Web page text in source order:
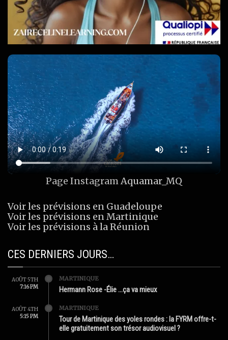
Page InstagramAquamar_MQ
Voir les prévisions en Guadeloupe
Voir les prévisions en Martinique
Voir les prévisions à la Réunion
CES DERNIERS JOURS…
AOÛT 5TH
7:16 PM
MARTINIQUE
Hermann Rose -Élie …ça va mieux
AOÛT 4TH
5:15 PM
MARTINIQUE
Tour de Martinique des yoles rondes : la FYRM offre-t-
elle gratuitement son trésor audiovisuel ?